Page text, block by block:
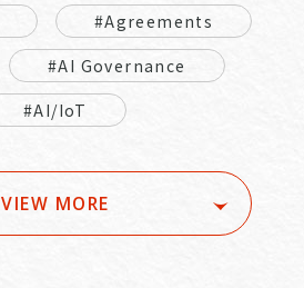
#Agreements
#AI Governance
#AI/IoT
VIEW MORE